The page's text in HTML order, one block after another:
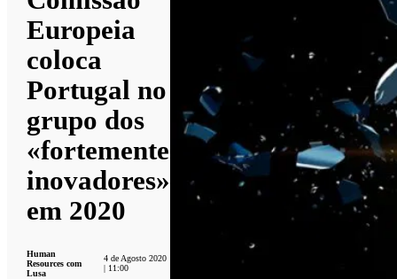
Europeia
coloca
Portugal no
grupo dos
«fortemente
inovadores»
em 2020
Human
Resources com
Lusa
4 de Agosto 2020
| 11:00